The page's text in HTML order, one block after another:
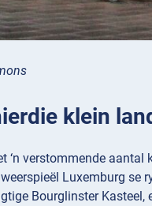
klein
verstommende
Luxemburg se
Bourglinster Kasteel,